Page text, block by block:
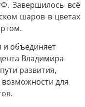
Завершилось всё
шаров в цветах
и объединяет
Владимира
развития,
для